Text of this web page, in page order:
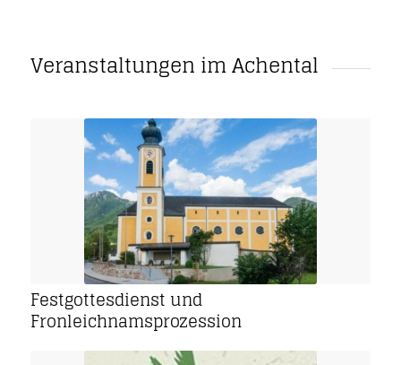
Veranstaltungen im Achental
Festgottesdienst und
Fronleichnamsprozession